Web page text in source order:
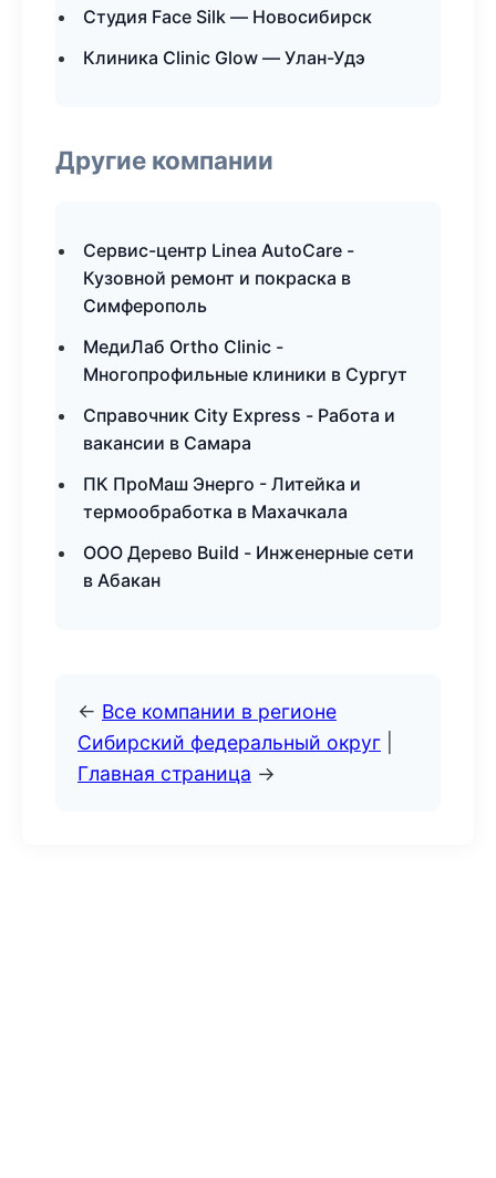
Студия Face Silk — Новосибирск
Клиника Clinic Glow — Улан-Удэ
Другие компании
Сервис-центр Linea AutoCare -
Кузовной ремонт и покраска в
Симферополь
МедиЛаб Ortho Clinic -
Многопрофильные клиники в Сургут
Справочник City Express - Работа и
вакансии в Самара
ПК ПроМаш Энерго - Литейка и
термообработка в Махачкала
ООО Дерево Build - Инженерные сети
в Абакан
← Все компании в регионе
Сибирский федеральный округ
Главная страница →